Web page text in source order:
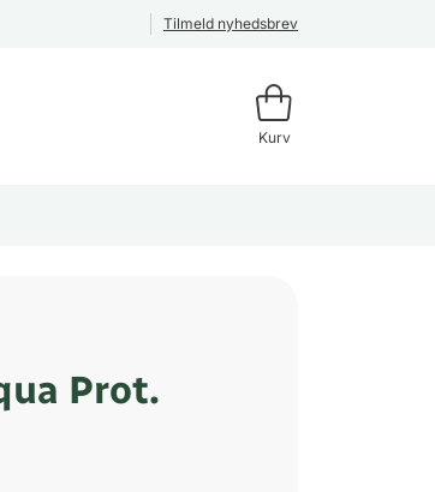
Tilmeld nyhedsbrev
Kurv
Prot.